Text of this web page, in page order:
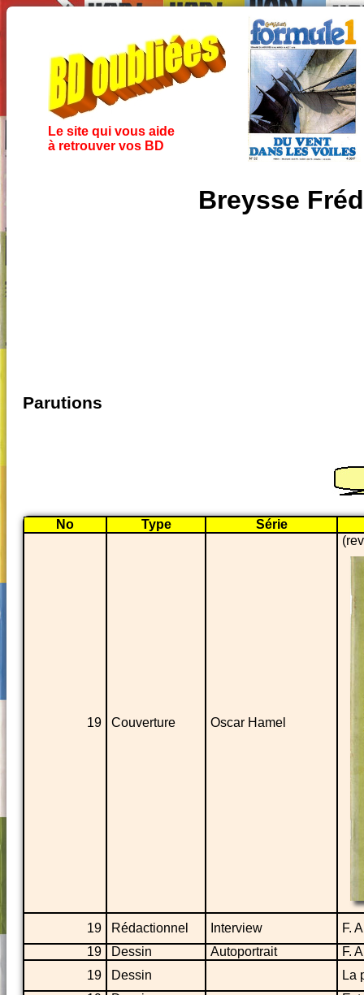
Le site qui vous aide
à retrouver vos BD
Breysse
Parutions
No Type Série
19 Couverture Oscar Hamel
19 Rédactionnel Interview
F.
19
Dessin Autoportrait
F.
19
Dessin
La